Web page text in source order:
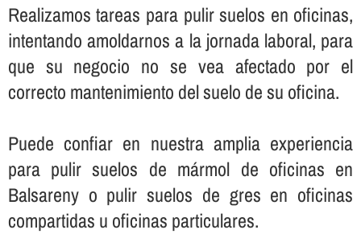
Realizamos tareas para pulir suelos en oficinas,
intentando amoldarnos a la jornada laboral, para
que su negocio no se vea afectado por el
correcto mantenimiento del suelo de su oficina.
Puede confiar en nuestra amplia experiencia
para pulir suelos de mármol de oficinas en
Balsareny o pulir suelos de gres en oficinas
compartidas u oficinas particulares.